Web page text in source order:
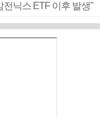
전닉스 ETF 이후 발생"